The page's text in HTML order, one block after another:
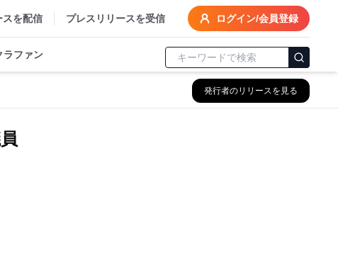
スを配信 プレスリリースを受信 ログイン/会員登録
ラファン
発行者のリリースを見る
員